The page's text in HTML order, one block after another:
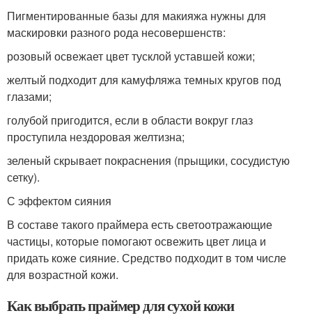
Пигментированные базы для макияжа нужны для
маскировки разного рода несовершенств:
розовый освежает цвет тусклой уставшей кожи;
желтый подходит для камуфляжа темных кругов под
глазами;
голубой пригодится, если в области вокруг глаз
проступила нездоровая желтизна;
зеленый скрывает покраснения (прыщики, сосудистую
сетку).
С эффектом сияния
В составе такого праймера есть светоотражающие
частицы, которые помогают освежить цвет лица и
придать коже сияние. Средство подходит в том числе
для возрастной кожи.
Как выбрать праймер для сухой кожи